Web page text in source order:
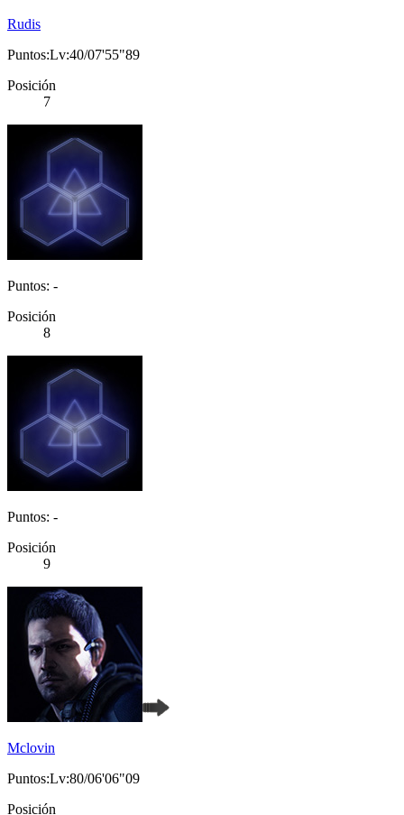
Rudis
Puntos:Lv:40/07'55"89
Posición
7
Puntos: -
Posición
8
Puntos: -
Posición
9
Mclovin
Puntos:Lv:80/06'06"09
Posición